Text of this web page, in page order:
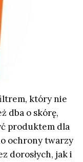
który nie
dba o skórę,
produktem dla
ochrony twarzy
dorosłych, jak i